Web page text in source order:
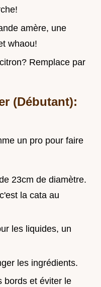
amère, une
whaou!
Remplace par
(Débutant):
un pro pour faire
23cm de diamètre.
la cata au
les liquides, un
les ingrédients.
bords et éviter le